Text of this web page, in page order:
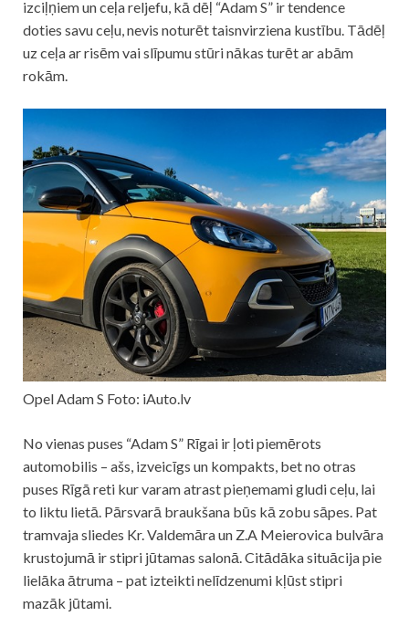
izciļņiem un ceļa reljefu, kā dēļ “Adam S” ir tendence
doties savu ceļu, nevis noturēt taisnvirziena kustību. Tādēļ
uz ceļa ar risēm vai slīpumu stūri nākas turēt ar abām
rokām.
Opel Adam S Foto: iAuto.lv
No vienas puses “Adam S” Rīgai ir ļoti piemērots
automobilis – ašs, izveicīgs un kompakts, bet no otras
puses Rīgā reti kur varam atrast pieņemami gludi ceļu, lai
to liktu lietā. Pārsvarā braukšana būs kā zobu sāpes. Pat
tramvaja sliedes Kr. Valdemāra un Z.A Meierovica bulvāra
krustojumā ir stipri jūtamas salonā. Citādāka situācija pie
lielāka ātruma – pat izteikti nelīdzenumi kļūst stipri
mazāk jūtami.